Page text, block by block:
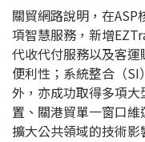
關貿網路說明，在
項智慧服務，新增
代收代付服務以及客
便利性；系統整合（
外，亦成功取得多項
置、關港貿單一窗口
擴大公共領域的技術影